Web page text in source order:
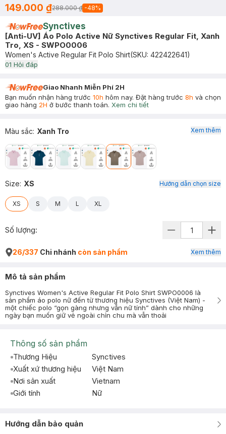
149.000 ₫288.000 ₫ -48%
Synctives
[Anti-UV] Áo Polo Active Nữ Synctives Regular Fit, Xanh
Tro, XS - SWPO0006
Women's Active Regular Fit Polo Shirt(SKU: 422422641)
01 Hỏi đáp
Giao Nhanh Miễn Phí 2H
Bạn muốn nhận hàng trước 10h hôm nay. Đặt hàng trước 8h và chọn
giao hàng 2H ở bước thanh toán. Xem chi tiết
Màu sắc: Xanh Tro
Size: XS Hướng dẫn chọn size
XS S M L XL
Xem thêm
Số lượng:
26/337 Chi nhánh còn sản phẩm Xem thêm
Mô tả sản phẩm
Synctives Women's Active Regular Fit Polo Shirt SWPO0006 là
sản phẩm áo polo nữ đến từ thương hiệu Synctives (Việt Nam) -
một chiếc polo “gọn gàng nhưng vẫn nữ tính” dành cho những
ngày bạn muốn giữ vẻ ngoài chỉn chu mà vẫn thoải
Thông số sản phẩm
Thương Hiệu
Synctives
Xuất xứ thương hiệu
Việt Nam
Nơi sản xuất
Vietnam
Giới tính
Nữ
Hướng dẫn bảo quản